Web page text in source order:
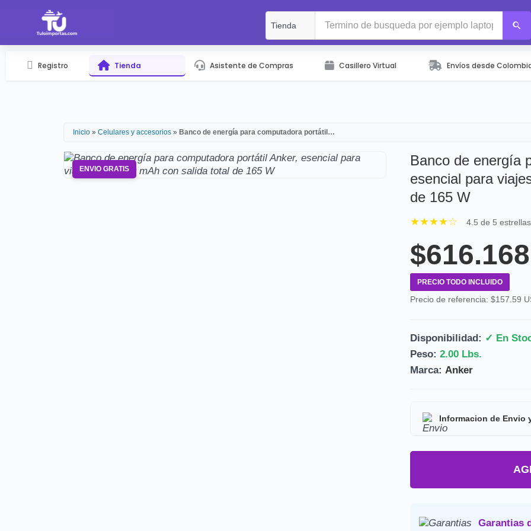
Registro Tienda Asistente de Compras Casillero Virtual Envíos desde
Inicio » Celulares y accesorios » Banco de energía para computadora portátil…
ENVIO GRATIS
Banco de energía
esencial para
de 165 W
★★★★☆ 4.5 de 5
$616.168
PRECIO TODO INCLUIDO
Precio de referencia: $157.59
Disponibilidad: ✓ En
Peso: 2.00 Lbs.
Marca: Anker
Informacion de Envio
Tipo de producto:
Tiempo de entrega:
Precio final:Incluye
Consulta nuestra
Garantias